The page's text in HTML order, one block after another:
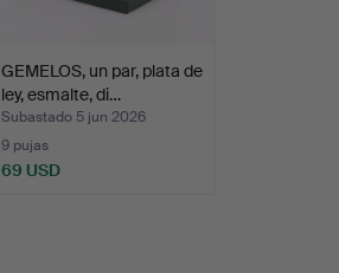
GEMELOS, un par, plata de
ley, esmalte, di…
Subastado 5 jun 2026
9 pujas
69 USD